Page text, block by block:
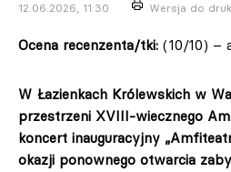
12.06.2026, 11:30 Wersja do
Ocena recenzenta/tki: (10/10) –
W Łazienkach Królewskich w
przestrzeni XVIII-wiecznego
koncert inauguracyjny
okazji ponownego otwarcia